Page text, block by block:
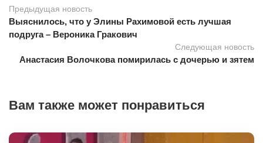
Предыдущая новость
Выяснилось, что у Элины Рахимовой есть лучшая
подруга – Вероника Гракович
Следующая новость
Анастасия Волочкова помирилась с дочерью и зятем
Вам также может понравиться